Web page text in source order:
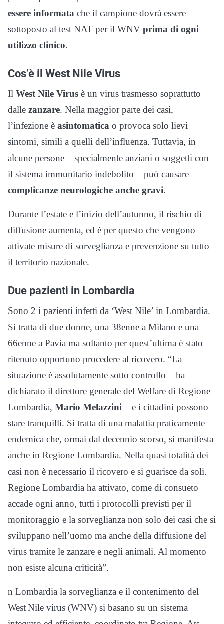
essere informata che il campione dovrà essere
sottoposto al test NAT per il WNV prima di ogni
utilizzo clinico.
Cos’è il West Nile Virus
Il West Nile Virus è un virus trasmesso soprattutto
dalle zanzare. Nella maggior parte dei casi,
l’infezione è asintomatica o provoca solo lievi
sintomi, simili a quelli dell’influenza. Tuttavia, in
alcune persone – specialmente anziani o soggetti con
il sistema immunitario indebolito – può causare
complicanze neurologiche anche gravi.
Durante l’estate e l’inizio dell’autunno, il rischio di
diffusione aumenta, ed è per questo che vengono
attivate misure di sorveglianza e prevenzione su tutto
il territorio nazionale.
Due pazienti in Lombardia
Sono 2 i pazienti infetti da ‘West Nile’ in Lombardia.
Si tratta di due donne, una 38enne a Milano e una
66enne a Pavia ma soltanto per quest’ultima è stato
ritenuto opportuno procedere al ricovero. “La
situazione è assolutamente sotto controllo – ha
dichiarato il direttore generale del Welfare di Regione
Lombardia, Mario Melazzini– e i cittadini possono
stare tranquilli. Si tratta di una malattia praticamente
endemica che, ormai dal decennio scorso, si manifesta
anche in Regione Lombardia. Nella quasi totalità dei
casi non è necessario il ricovero e si guarisce da soli.
Regione Lombardia ha attivato, come di consueto
accade ogni anno, tutti i protocolli previsti per il
monitoraggio e la sorveglianza non solo dei casi che si
sviluppano nell’uomo ma anche della diffusione del
virus tramite le zanzare e negli animali. Al momento
non esiste alcuna criticità”.
n Lombardia la sorveglianza e il contenimento del
West Nile virus (WNV) si basano su un sistema